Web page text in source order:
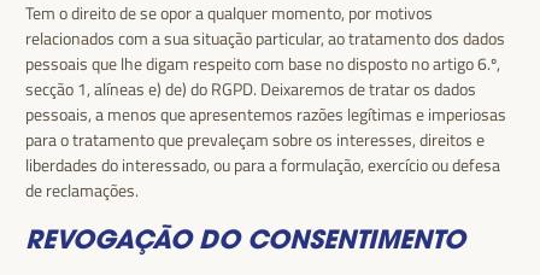
Tem o direito de se opor a qualquer momento, por motivos
relacionados com a sua situação particular, ao tratamento dos dados
pessoais que lhe digam respeito com base no disposto no artigo 6.º,
secção 1, alíneas e) de) do RGPD. Deixaremos de tratar os dados
pessoais, a menos que apresentemos razões legítimas e imperiosas
para o tratamento que prevaleçam sobre os interesses, direitos e
liberdades do interessado, ou para a formulação, exercício ou defesa
de reclamações.
REVOGAÇÃO DO CONSENTIMENTO